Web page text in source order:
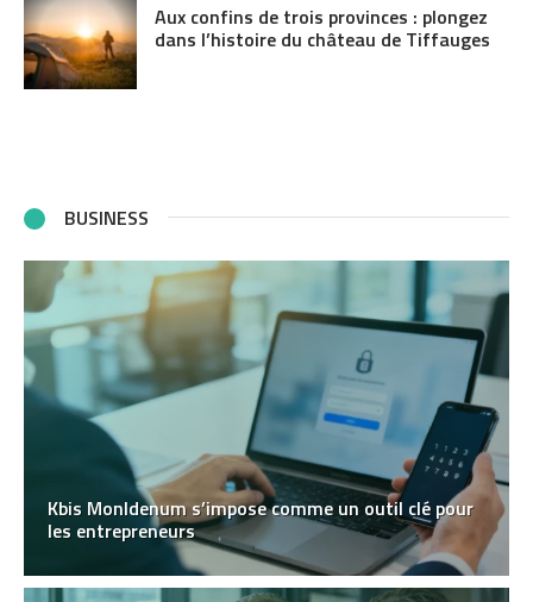
Aux confins de trois provinces : plongez
dans l’histoire du château de Tiffauges
BUSINESS
Kbis MonIdenum s’impose comme un outil clé pour
les entrepreneurs